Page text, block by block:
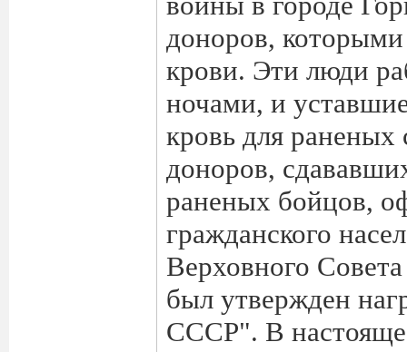
доноров,
крови. Эти люди
ночами, и
кровь для
доноров,
раненых бойцов,
гражданского
Верховного
был утвержден
СССР". В